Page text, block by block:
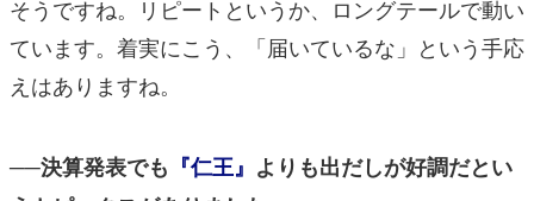
そうですね。リピートというか、ロングテールで動い
ています。着実にこう、「届いているな」という手応
えはありますね。
──決算発表でも 『仁王』 よりも出だしが好調だとい